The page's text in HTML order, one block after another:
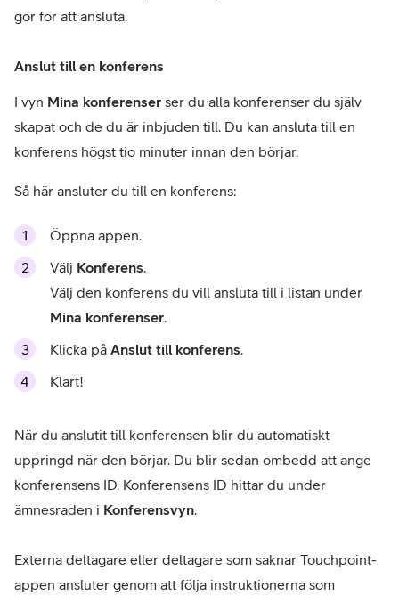
gör för att ansluta.
Anslut till en konferens
I vyn Mina konferenser ser du alla konferenser du själv
skapat och de du är inbjuden till. Du kan ansluta till en
konferens högst tio minuter innan den börjar.
Så här ansluter du till en konferens:
Öppna appen.
Välj Konferens.
Välj den konferens du vill ansluta till i listan under
Mina konferenser.
Klicka på Anslut till konferens.
Klart!
När du anslutit till konferensen blir du automatiskt
uppringd när den börjar. Du blir sedan ombedd att ange
konferensens ID. Konferensens ID hittar du under
ämnesraden i Konferensvyn.
Externa deltagare eller deltagare som saknar Touchpoint-
appen ansluter genom att följa instruktionerna som